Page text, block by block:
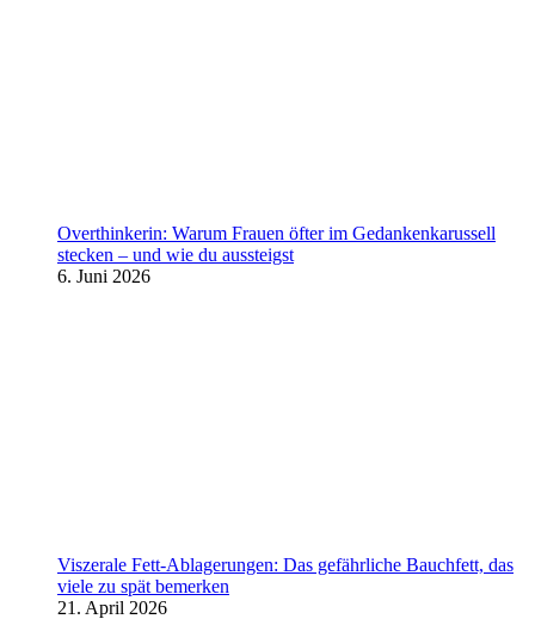
Overthinkerin: Warum Frauen öfter im Gedankenkarussell
stecken – und wie du aussteigst
6. Juni 2026
Viszerale Fett-Ablagerungen: Das gefährliche Bauchfett, das
viele zu spät bemerken
21. April 2026